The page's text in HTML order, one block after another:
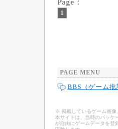
Page：
1
PAGE MENU
BBS（ゲーム批
※ 掲載しているゲーム画像
本サイトは、当時のパッケ
が自由にゲームデータを登